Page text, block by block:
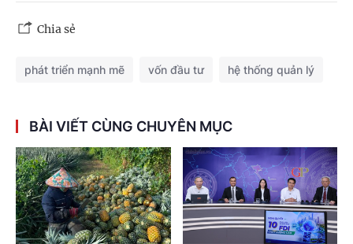
Chia sẻ
phát triển mạnh mẽ vốn đầu tư hệ thống quản lý
BÀI VIẾT CÙNG CHUYÊN MỤC